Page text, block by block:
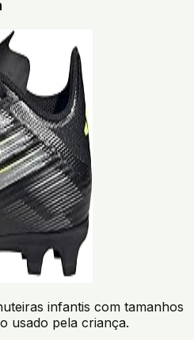
infantis com tamanhos
usado pela criança.